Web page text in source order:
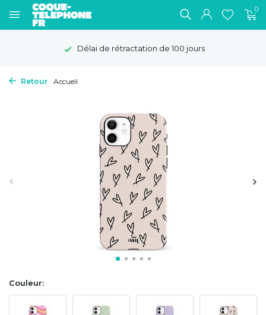
0
Délai de rétractation de 100 jours
Retour Accueil
Couleur: